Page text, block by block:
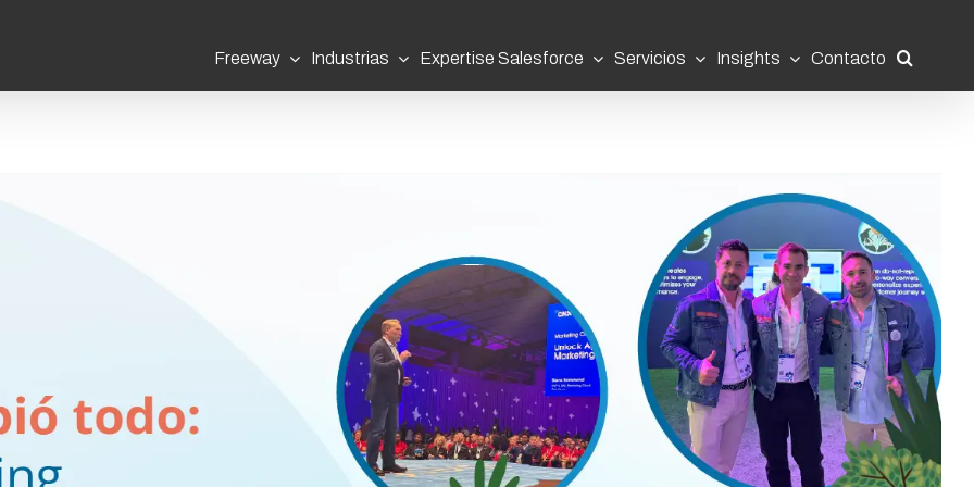
Freeway Industrias Expertise Salesforce Servicios Insights Contacto